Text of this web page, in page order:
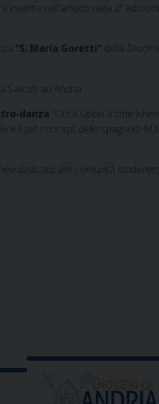
nell’ambito della 2ª
“S. Maria Goretti” della
Saliceti ad Andria.
danza “Once Upon a time
il set concept dello spagnolo
dedicato alle comunità